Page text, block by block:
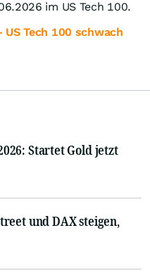
im US Tech 100.
Tech 100 schwach
Startet Gold jetzt
und DAX steigen,